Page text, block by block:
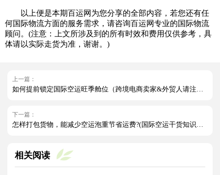
以上便是本期百运网为您分享的全部内容，若您还有任
何国际物流方面的服务需求，请咨询百运网专业的国际物流
顾问。(注意：上文所涉及到的所有时效和费用仅供参考，具
体请以实际走货为准，谢谢。)
上一篇：
如何提前锁定国际空运旺季舱位（跨境电商卖家&外贸人请注意）
下一篇：
怎样打包货物，能减少空运泡重节省运费?(国际空运干货知识分享)
相关阅读